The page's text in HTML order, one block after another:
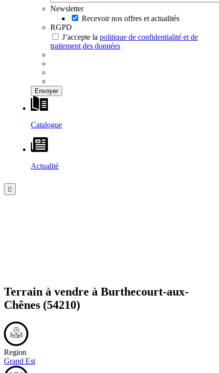
Newsletter
Recevoir nos offres et actualités
RGPD
J’accepte la politique de confidentialité et de
traitement des données
Catalogue
Actualité
Terrain à vendre à Burthecourt-aux-
Chênes (54210)
Region
Grand Est